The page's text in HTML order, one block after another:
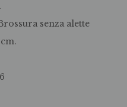
senza alette